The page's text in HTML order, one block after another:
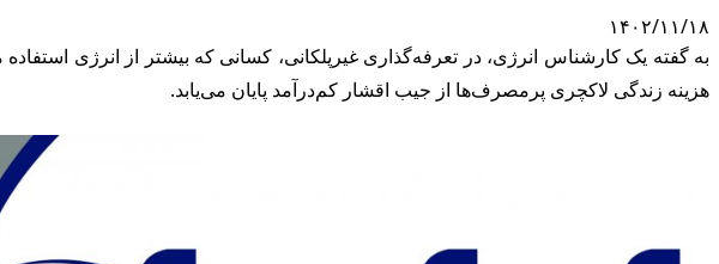
۱۴۰۲/۱۱/۱۸
به گفته یک کارشناس انرژی، در تعرفه‌گذاری غیرپلکانی، کسانی که بیشتر از انرژی
هزینه زندگی لاکچری پرمصرف‌ها از جیب اقشار کم‌درآمد پایان می‌یابد.